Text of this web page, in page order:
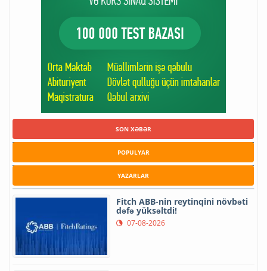
SON XƏBƏR
POPULYAR
YAZARLAR
Fitch ABB-nin reytinqini növbəti
dəfə yüksəltdi!
07-08-2026